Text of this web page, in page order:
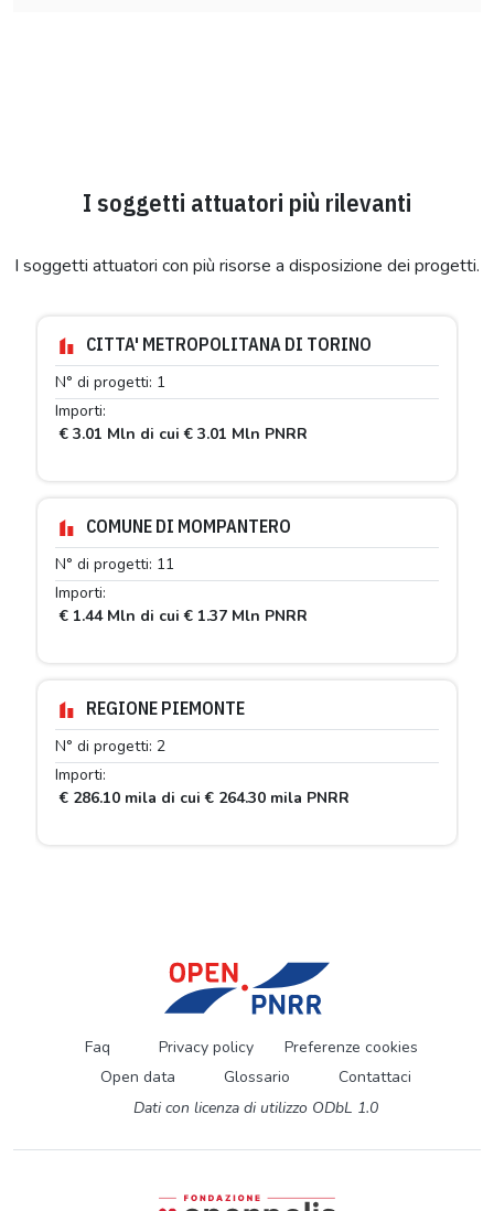
I soggetti attuatori più rilevanti
I soggetti attuatori con più risorse a disposizione dei progetti.
CITTA' METROPOLITANA DI TORINO
N° di progetti: 1
Importi:
€ 3.01 Mln di cui € 3.01 Mln PNRR
COMUNE DI MOMPANTERO
N° di progetti: 11
Importi:
€ 1.44 Mln di cui € 1.37 Mln PNRR
REGIONE PIEMONTE
N° di progetti: 2
Importi:
€ 286.10 mila di cui € 264.30 mila PNRR
Faq Privacy policy
Preferenze cookies
Open data
Glossario
Contattaci
Dati con licenza di utilizzo ODbL 1.0